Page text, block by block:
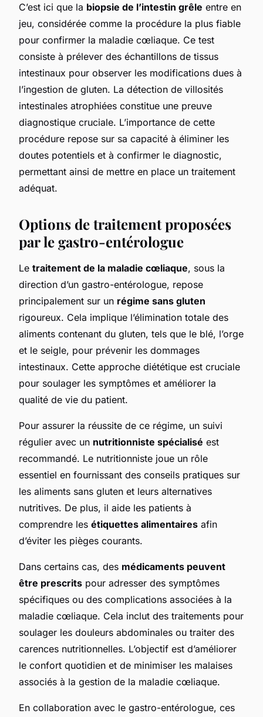
C’est ici que la biopsie de l’intestin grêle entre en
jeu, considérée comme la procédure la plus fiable
pour confirmer la maladie cœliaque. Ce test
consiste à prélever des échantillons de tissus
intestinaux pour observer les modifications dues à
l’ingestion de gluten. La détection de villosités
intestinales atrophiées constitue une preuve
diagnostique cruciale. L’importance de cette
procédure repose sur sa capacité à éliminer les
doutes potentiels et à confirmer le diagnostic,
permettant ainsi de mettre en place un traitement
adéquat.
Options de traitement proposées
par le gastro-entérologue
Le traitement de la maladie cœliaque, sous la
direction d’un gastro-entérologue, repose
principalement sur un régime sans gluten
rigoureux. Cela implique l’élimination totale des
aliments contenant du gluten, tels que le blé, l’orge
et le seigle, pour prévenir les dommages
intestinaux. Cette approche diététique est cruciale
pour soulager les symptômes et améliorer la
qualité de vie du patient.
Pour assurer la réussite de ce régime, un suivi
régulier avec un nutritionniste spécialisé est
recommandé. Le nutritionniste joue un rôle
essentiel en fournissant des conseils pratiques sur
les aliments sans gluten et leurs alternatives
nutritives. De plus, il aide les patients à
comprendre les étiquettes alimentaires afin
d’éviter les pièges courants.
Dans certains cas, des médicaments peuvent
être prescrits pour adresser des symptômes
spécifiques ou des complications associées à la
maladie cœliaque. Cela inclut des traitements pour
soulager les douleurs abdominales ou traiter des
carences nutritionnelles. L’objectif est d’améliorer
le confort quotidien et de minimiser les malaises
associés à la gestion de la maladie cœliaque.
En collaboration avec le gastro-entérologue, ces